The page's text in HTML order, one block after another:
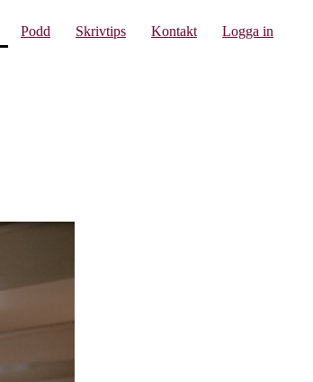
Podd Skrivtips Kontakt Logga in